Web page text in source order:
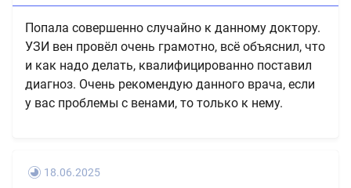
Попала совершенно случайно к данному доктору.
УЗИ вен провёл очень грамотно, всё объяснил, что
и как надо делать, квалифицированно поставил
диагноз. Очень рекомендую данного врача, если
у вас проблемы с венами, то только к нему.
18.06.2025